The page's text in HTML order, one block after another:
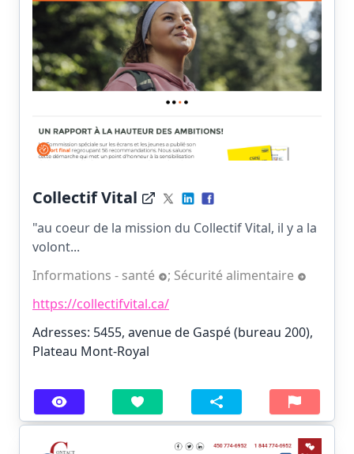
Collectif Vital
"au coeur de la mission du Collectif Vital, il y a la
volont...
Informations - santé
; Sécurité alimentaire
https://collectifvital.ca/
Adresses: 5455, avenue de Gaspé (bureau 200),
Plateau Mont-Royal